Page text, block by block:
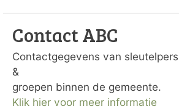
Contact ABC
Contactgegevens van
&
groepen binnen de gemeente.
Klik hier voor meer informatie